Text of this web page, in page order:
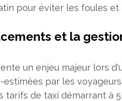
pour éviter les foules et
et la
un enjeu majeur lors
par les
tarifs de taxi démarrant à